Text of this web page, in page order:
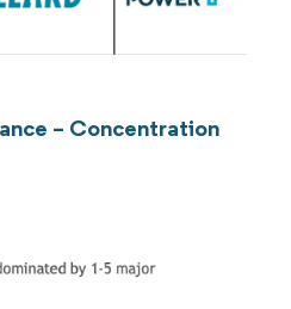
– Concentration